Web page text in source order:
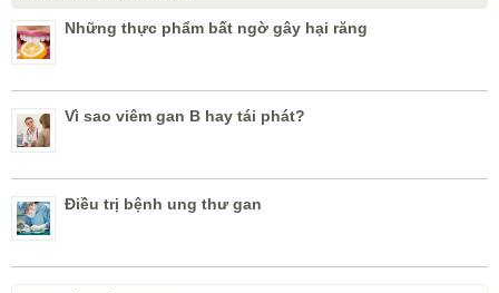
Những thực phẩm bất ngờ gây hại răng
Vì sao viêm gan B hay tái phát?
Điều trị bệnh ung thư gan